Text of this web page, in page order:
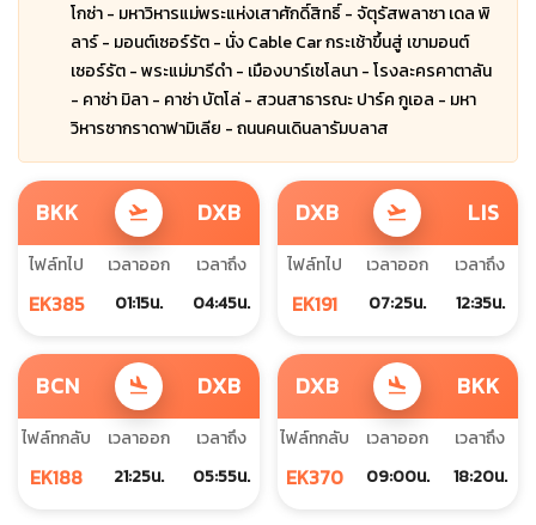
โกซ่า - มหาวิหารแม่พระแห่งเสาศักดิ์สิทธิ์ - จัตุรัสพลาซา เดล พิ
ลาร์ - มอนต์เซอร์รัต - นั่ง Cable Car กระเช้าขึ้นสู่ เขามอนต์
เซอร์รัต - พระแม่มารีดำ - เมืองบาร์เซโลนา - โรงละครคาตาลัน
- คาซ่า มิลา - คาซ่า บัตโล่ - สวนสาธารณะ ปาร์ค กูเอล - มหา
วิหารซากราดาฟามิเลีย - ถนนคนเดินลารัมบลาส
BKK flight_takeoff DXB
ไฟล์ทไป
EK385
เวลาออก
01:15น.
เวลาถึง
04:45น.
DXB flight_takeoff LIS
ไฟล์ทไป
EK191
เวลาออก
07:25น.
เวลาถึง
12:35น.
BCN flight_land DXB
ไฟล์ทกลับ
EK188
เวลาออก
21:25น.
เวลาถึง
05:55น.
DXB flight_land BKK
ไฟล์ทกลับ
EK370
เวลาออก
09:00น.
เวลาถึง
18:20น.